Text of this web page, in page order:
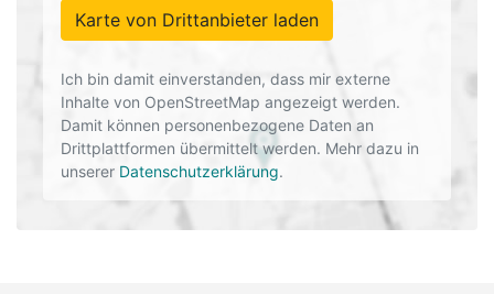
Karte von Drittanbieter laden
Ich bin damit einverstanden, dass mir externe
Inhalte von OpenStreetMap angezeigt werden.
Damit können personenbezogene Daten an
Drittplattformen übermittelt werden. Mehr dazu in
unserer Datenschutzerklärung.